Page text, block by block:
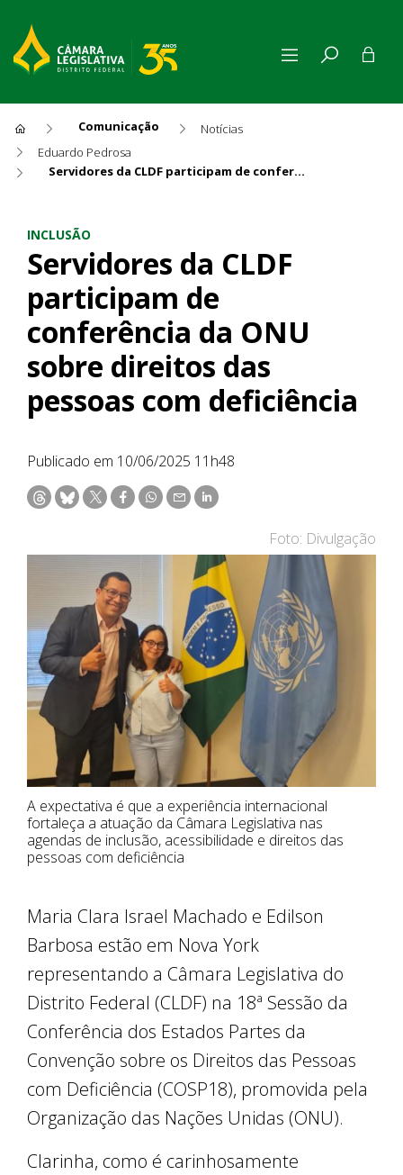
Comunicação
Notícias
Eduardo Pedrosa
Servidores da CLDF participam de conferência da ONU sobre direitos das pessoas com deficiência
INCLUSÃO
Servidores da CLDF
participam de
conferência da ONU
sobre direitos das
pessoas com deficiência
Publicado em 10/06/2025 11h48
Foto: Divulgação
A expectativa é que a experiência internacional
fortaleça a atuação da Câmara Legislativa nas
agendas de inclusão, acessibilidade e direitos das
pessoas com deficiência
Maria Clara Israel Machado e Edilson
Barbosa estão em Nova York
representando a Câmara Legislativa do
Distrito Federal (CLDF) na 18ª Sessão da
Conferência dos Estados Partes da
Convenção sobre os Direitos das Pessoas
com Deficiência (COSP18), promovida pela
Organização das Nações Unidas (ONU).
Clarinha, como é carinhosamente